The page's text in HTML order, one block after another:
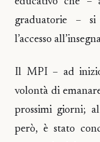
graduatorie –
l’accesso
Il MPI – ad
volontà di
prossimi giorni;
però, è stato